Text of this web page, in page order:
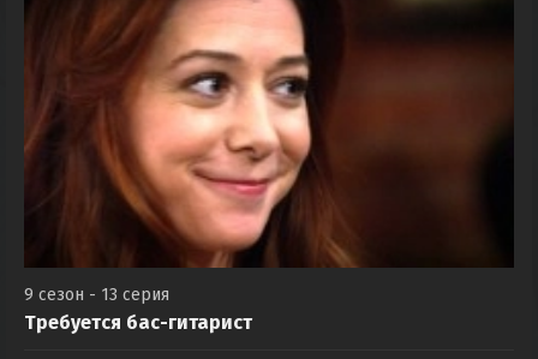
9 сезон - 13 серия
Требуется бас-гитарист